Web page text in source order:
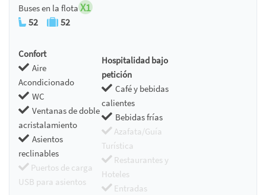
Buses en la flota X1
52 52
Confort
Aire
Acondicionado
WC
Ventanas de doble
acristalamiento
Asientos
reclinables
Puertos de carga
USB para asientos
Hospitalidad bajo
petición
Café y bebidas
calientes
Bebidas frías
Azafata/Guía
Turística
Restaurantes y
Hoteles
Entradas